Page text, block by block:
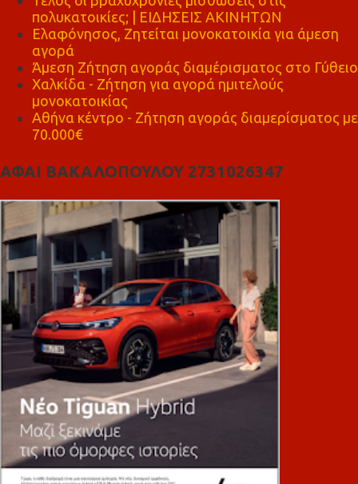
πολυκατοικίες; | ΕΙΔΗΣΕΙΣ ΑΚΙΝΗΤΩΝ
Ελαφόνησος, Ζητείται μονοκατοικία για άμεση
αγορά
Άμεση Ζήτηση αγοράς διαμέρισματος στο Γύθειο
Χαλκίδα - Ζήτηση για αγορά ημιτελούς
μονοκατοικίας
Αθήνα κέντρο - Ζήτηση αγοράς διαμερίσματος με
70.000€
ΑΦΑΙ ΒΑΚΑΛΟΠΟΥΛΟΥ 2731026347